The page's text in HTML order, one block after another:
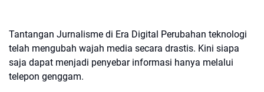
Tantangan Jurnalisme di Era Digital Perubahan teknologi
telah mengubah wajah media secara drastis. Kini siapa
saja dapat menjadi penyebar informasi hanya melalui
telepon genggam.